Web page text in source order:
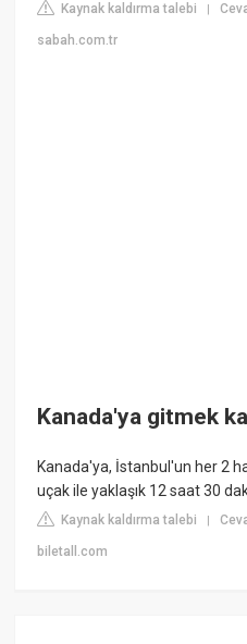
Kaynak kaldırma talebi |
sabah.com.tr
Kanada'ya gitmek
Kanada'ya, İstanbul'un her 2
uçak ile yaklaşık 12 saat 30
Kaynak kaldırma talebi |
biletall.com